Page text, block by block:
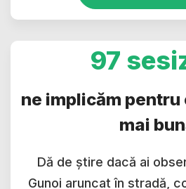
97
ne implicăm
mai
Dă de știre dacă ai
Gunoi aruncat în stradă,